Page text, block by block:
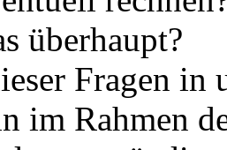
überhaupt?
Fragen in
im Rahmen